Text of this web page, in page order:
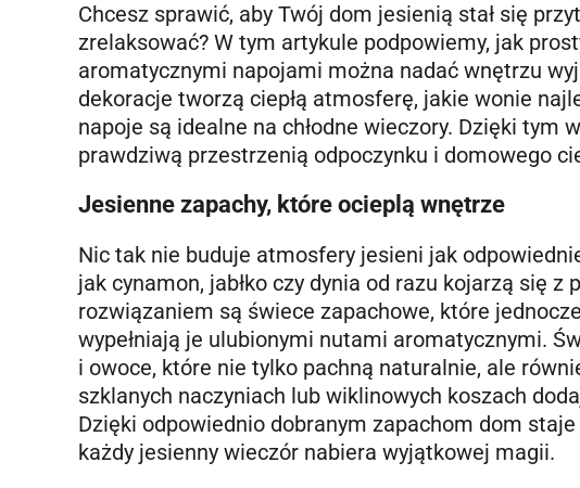
Chcesz sprawić, aby Twój dom jesienią stał się
zrelaksować? W tym artykule podpowiemy, jak
aromatycznymi napojami można nadać wnętrzu
dekoracje tworzą ciepłą atmosferę, jakie wonie
napoje są idealne na chłodne wieczory. Dzięki
prawdziwą przestrzenią odpoczynku i domowego
Jesienne zapachy, które ocieplą wnętrze
Nic tak nie buduje atmosfery jesieni jak
jak cynamon, jabłko czy dynia od razu kojarzą się z
rozwiązaniem są świece zapachowe, które
wypełniają je ulubionymi nutami aromatycznymi.
i owoce, które nie tylko pachną naturalnie, ale
szklanych naczyniach lub wiklinowych koszach
Dzięki odpowiednio dobranym zapachom dom
każdy jesienny wieczór nabiera wyjątkowej magii.